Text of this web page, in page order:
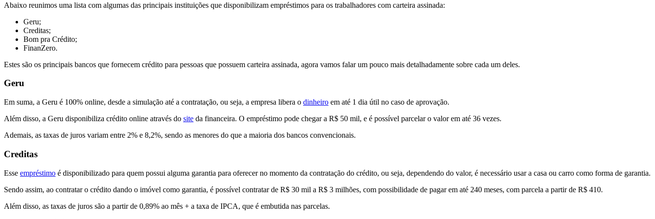
Abaixo reunimos uma lista com algumas das principais instituições que disponibilizam empréstimos para os trabalhadores com carteira assinada:
Geru;
Creditas;
Bom pra Crédito;
FinanZero.
Estes são os principais bancos que fornecem crédito para pessoas que possuem carteira assinada, agora vamos falar um pouco mais detalhadamente sobre cada um deles.
Geru
Em suma, a Geru é 100% online, desde a simulação até a contratação, ou seja, a empresa libera o dinheiro em até 1 dia útil no caso de aprovação.
Além disso, a Geru disponibiliza crédito online através do site da financeira. O empréstimo pode chegar a R$ 50 mil, e é possível parcelar o valor em até 36 vezes.
Ademais, as taxas de juros variam entre 2% e 8,2%, sendo as menores do que a maioria dos bancos convencionais.
Creditas
Esse empréstimo é disponibilizado para quem possui alguma garantia para oferecer no momento da contratação do crédito, ou seja, dependendo do valor, é necessário usar a casa ou carro como forma de garantia.
Sendo assim, ao contratar o crédito dando o imóvel como garantia, é possível contratar de R$ 30 mil a R$ 3 milhões, com possibilidade de pagar em até 240 meses, com parcela a partir de R$ 410.
Além disso, as taxas de juros são a partir de 0,89% ao mês + a taxa de IPCA, que é embutida nas parcelas.